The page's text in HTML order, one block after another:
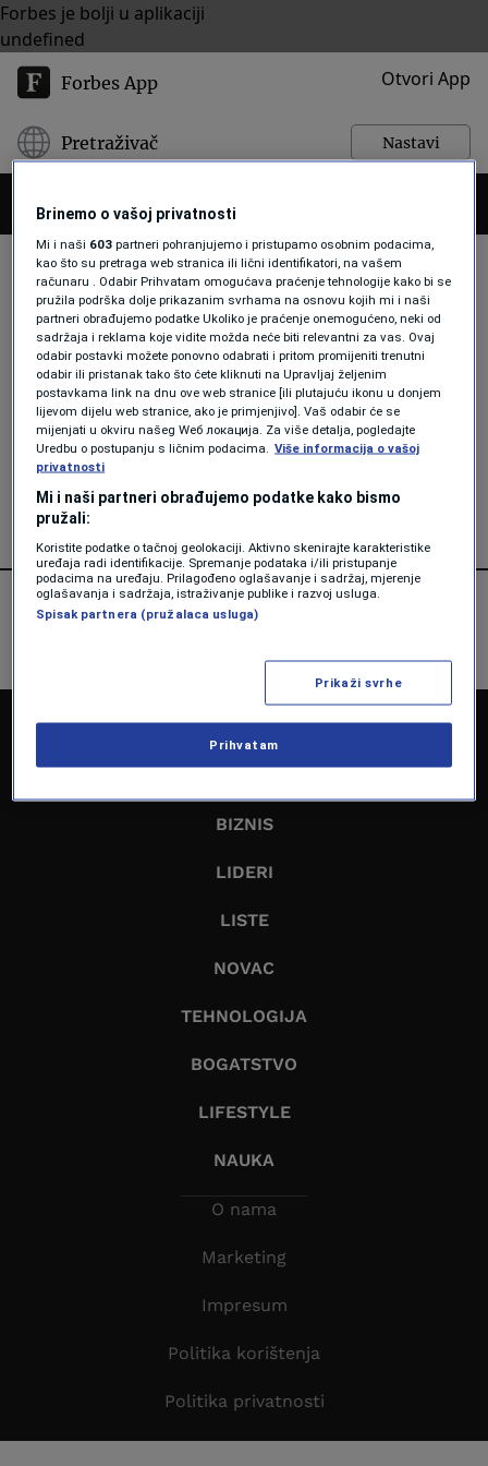
Forbes je bolji u aplikaciji
undefined
Forbes App Otvori App
Pretraživač Nastavi
MICK JAGGER
LISTE
Godine su samo broj: Premašili su
sedamdesetu, a njihova muzika je
ove godine bila na Top 10 listama
NASLOVNA
BIZNIS
LIDERI
LISTE
NOVAC
TEHNOLOGIJA
BOGATSTVO
LIFESTYLE
NAUKA
O nama
Marketing
Impresum
Politika korištenja
Politika privatnosti
Brinemo o vašoj privatnosti
Mi i naši 603 partneri pohranjujemo i pristupamo osobnim podacima,
kao što su pretraga web stranica ili lični identifikatori, na vašem
računaru . Odabir Prihvatam omogućava praćenje tehnologije kako bi se
pružila podrška dolje prikazanim svrhama na osnovu kojih mi i naši
partneri obrađujemo podatke Ukoliko je praćenje onemogućeno, neki od
sadržaja i reklama koje vidite možda neće biti relevantni za vas. Ovaj
odabir postavki možete ponovno odabrati i pritom promijeniti trenutni
odabir ili pristanak tako što ćete kliknuti na Upravljaj željenim
postavkama link na dnu ove web stranice [ili plutajuću ikonu u donjem
lijevom dijelu web stranice, ako je primjenjivo]. Vaš odabir će se
mijenjati u okviru našeg Wеб локација. Za više detalja, pogledajte
Uredbu o postupanju s ličnim podacima.
Više informacija o vašoj
privatnosti
Mi i naši partneri obrađujemo podatke kako bismo
pružali:
Koristite podatke o tačnoj geolokaciji. Aktivno skenirajte karakteristike
uređaja radi identifikacije. Spremanje podataka i/ili pristupanje
podacima na uređaju. Prilagođeno oglašavanje i sadržaj, mjerenje
oglašavanja i sadržaja, istraživanje publike i razvoj usluga.
Spisak partnera (pružalaca usluga)
Prikaži svrhe
Prihvatam